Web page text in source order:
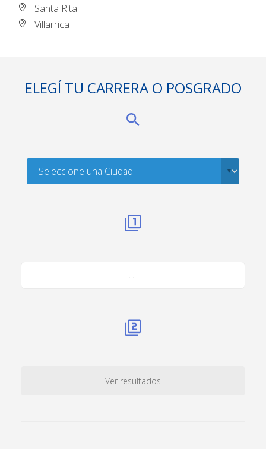
Santa Rita
Villarrica
ELEGÍ TU CARRERA O POSGRADO
. . .
Ver resultados